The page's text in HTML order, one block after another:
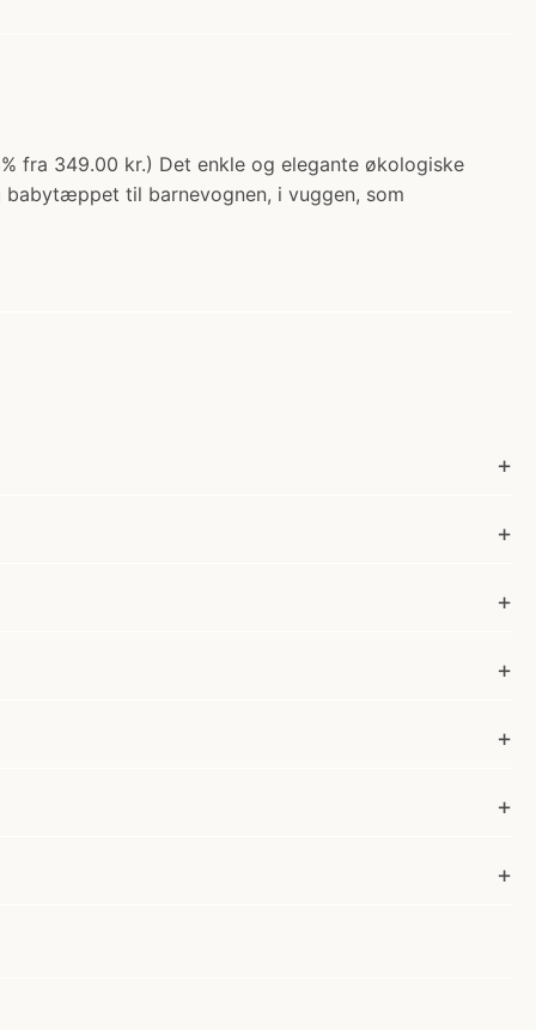
fra 349.00 kr.) Det enkle og elegante økologiske
til barnevognen, i vuggen, som